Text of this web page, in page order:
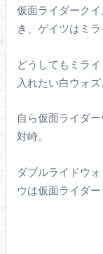
仮面ライダーク
き、ゲイツはミ
どうしてもミラ
入れたい白ウォズ
自ら仮面ライダ
対峙。
ダブルライドウ
ウは仮面ライダー